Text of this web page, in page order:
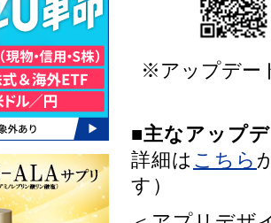
※アップデー
■主なアップ
詳細は こちら
す）